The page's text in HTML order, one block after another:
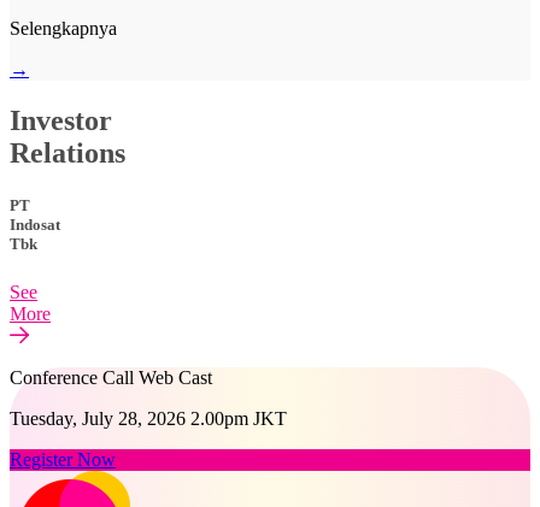
Selengkapnya
→
Investor
Relations
PT
Indosat
Tbk
See
More
Conference Call Web Cast
Tuesday, July 28, 2026 2.00pm JKT
Register Now